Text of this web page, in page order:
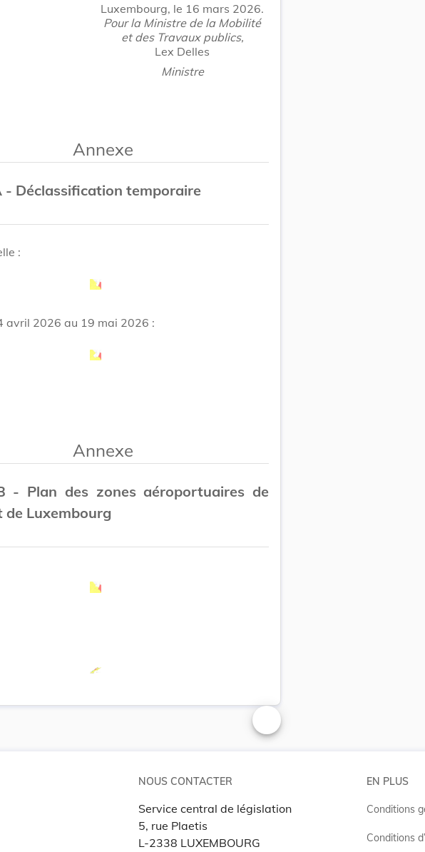
Luxembourg, le 16 mars 2026.
Pour la Ministre de la Mobilité
et des Travaux publics,
Lex Delles
Ministre
Annexe
- Déclassification temporaire
:
avril 2026 au 19 mai 2026 :
Annexe
- Plan des zones aéroportuaires de
de Luxembourg
Changer la taille du texte
NOUS CONTACTER
Service central de législation
5, rue Plaetis
L-2338 LUXEMBOURG
EN PLUS
Conditions
Conditions